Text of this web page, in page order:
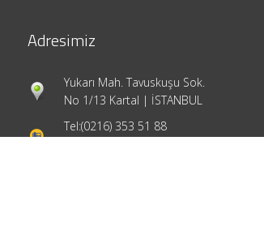
Adresimiz
Yukarı Mah. Tavuskuşu Sok.
No 1/13 Kartal | İSTANBUL
Tel:(0216) 353 51 88